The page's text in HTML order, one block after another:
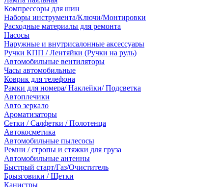
Компрессоры для шин
Наборы инструмента/Ключи/Монтировки
Расходные материалы для ремонта
Насосы
Наружные и внутрисалонные аксессуары
Ручки КПП / Лентяйки (Ручки на руль)
Автомобильные вентиляторы
Часы автомобильные
Коврик для телефона
Рамки для номера/ Наклейки/ Подсветка
Автоплечики
Авто зеркало
Ароматизаторы
Сетки / Салфетки / Полотенца
Автокосметика
Автомобильные пылесосы
Ремни / стропы и стяжки для груза
Автомобильные антенны
Быстрый старт/Газ/Очиститель
Брызговики / Щетки
Канистры